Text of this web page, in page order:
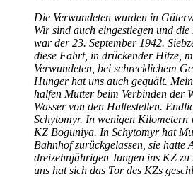
Die Verwundeten wurden in
Wir sind auch eingestiegen und
war der 23. September 1942.
diese Fahrt, in drückender Hitze,
Verwundeten, bei schrecklichem
Hunger hat uns auch gequält.
halfen Mutter beim Verbinden der
Wasser von den Haltestellen.
Schytomyr. In wenigen Kilometern
KZ Boguniya. In Schytomyr hat
Bahnhof zurückgelassen, sie hatte
dreizehnjährigen Jungen ins KZ
uns hat sich das Tor des KZs